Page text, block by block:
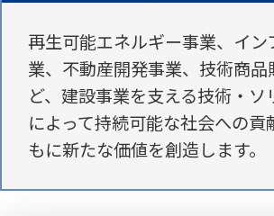
再生可能エネルギー事業、イン
業、 不動産開発事業、技術商品
ど、建設事業を支える技術・ソ
によって持続可能な社会への貢
もに新たな価値を創造します。